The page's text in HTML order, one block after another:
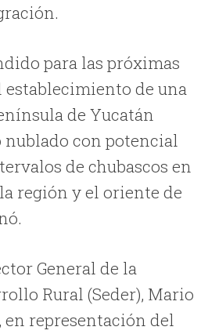
para las próximas
establecimiento de una
de Yucatán
con potencial
de chubascos en
región y el oriente de
General de la
Rural (Seder), Mario
en representación del